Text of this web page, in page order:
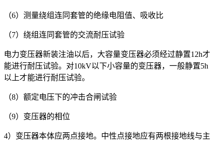
（6）测量绕组连同套管的绝缘电阻值、吸收比
（7）绕组连同套管的交流耐压试验
电力变压器新装注油以后，大容量变压器必须经过静置12h才
能进行耐压试验。对10kV以下小容量的变压器，一般静置5h
以上才能进行耐压试验。
（8）额定电压下的冲击合闸试验
（9）变压器的相位
4）变压器本体应两点接地。中性点接地应有两根接地线与主